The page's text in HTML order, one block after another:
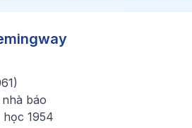
báo
1954